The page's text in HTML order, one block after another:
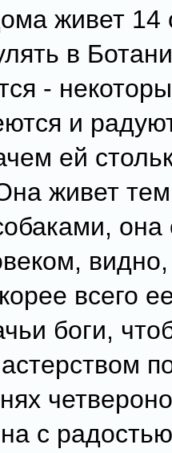
живет 14
в
-
и
ей
живет
она
всего
боги,
с радостью